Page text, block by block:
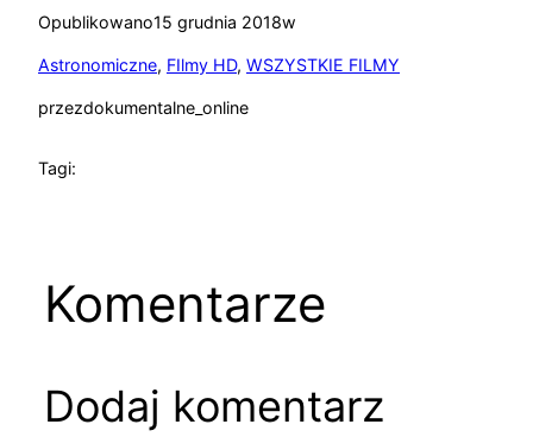
Opublikowano15 grudnia 2018w
Astronomiczne, FIlmy HD, WSZYSTKIE FILMY
przezdokumentalne_online
Tagi:
Komentarze
Dodaj komentarz